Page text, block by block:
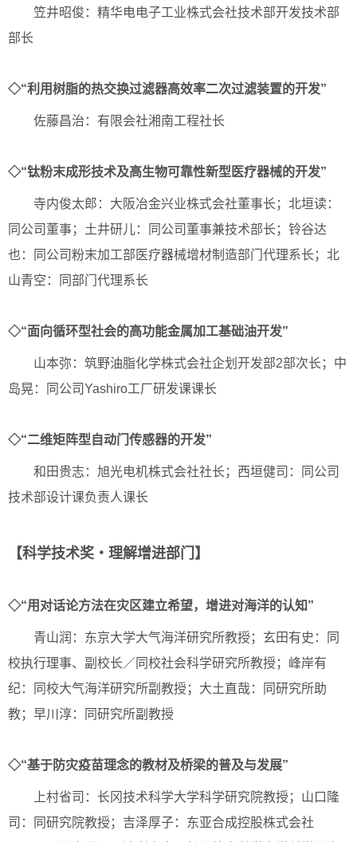
笠井昭俊：精华电电子工业株式会社技术部开发技术部
部长
◇“利用树脂的热交换过滤器高效率二次过滤装置的开发”
佐藤昌治：有限会社湘南工程社长
◇“钛粉末成形技术及高生物可靠性新型医疗器械的开发”
寺内俊太郎：大阪冶金兴业株式会社董事长；北垣读：
同公司董事；土井研儿：同公司董事兼技术部长；铃谷达
也：同公司粉末加工部医疗器械增材制造部门代理系长；北
山青空：同部门代理系长
◇“面向循环型社会的高功能金属加工基础油开发”
山本弥：筑野油脂化学株式会社企划开发部2部次长；中
岛晃：同公司Yashiro工厂研发课课长
◇“二维矩阵型自动门传感器的开发”
和田贵志：旭光电机株式会社社长；西垣健司：同公司
技术部设计课负责人课长
【科学技术奖・理解增进部门】
◇“用对话论方法在灾区建立希望，增进对海洋的认知”
青山润：东京大学大气海洋研究所教授；玄田有史：同
校执行理事、副校长／同校社会科学研究所教授；峰岸有
纪：同校大气海洋研究所副教授；大土直哉：同研究所助
教；早川淳：同研究所副教授
◇“基于防灾疫苗理念的教材及桥梁的普及与发展”
上村省司：长冈技术科学大学科学研究院教授；山口隆
司：同研究院教授；吉泽厚子：东亚合成控股株式会社